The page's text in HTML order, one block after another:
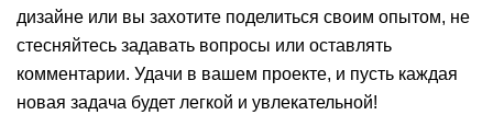
дизайне или вы захотите поделиться своим опытом, не
стесняйтесь задавать вопросы или оставлять
комментарии. Удачи в вашем проекте, и пусть каждая
новая задача будет легкой и увлекательной!